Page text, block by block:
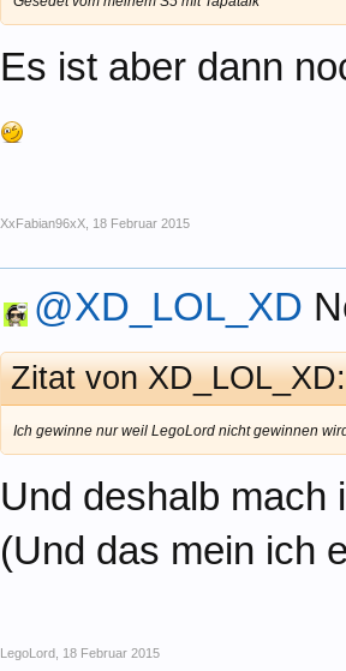
Es ist aber dann
XxFabian96xX 18 Februar 2015
@XD_LOL_XD
Zitat von
Ich gewinne nur weil LegoLord nicht gewinnen
Und deshalb
(Und das mein ich
LegoLord 18 Februar 2015